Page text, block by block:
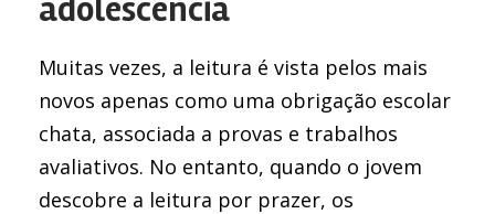
adolescência
Muitas vezes, a leitura é vista pelos mais
novos apenas como uma obrigação escolar
chata, associada a provas e trabalhos
avaliativos. No entanto, quando o jovem
descobre a leitura por prazer, os